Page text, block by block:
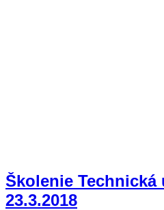
Školenie Technická
23.3.2018